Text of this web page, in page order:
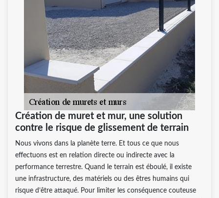
Création de muret et mur, une solution
contre le risque de glissement de terrain
Nous vivons dans la planète terre. Et tous ce que nous
effectuons est en relation directe ou indirecte avec la
performance terrestre. Quand le terrain est éboulé, il existe
une infrastructure, des matériels ou des êtres humains qui
risque d’être attaqué. Pour limiter les conséquence couteuse